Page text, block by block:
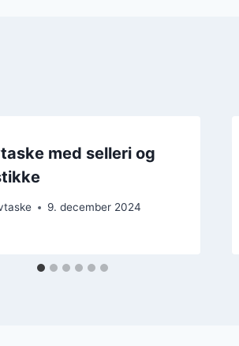
med selleri og
9. december 2024